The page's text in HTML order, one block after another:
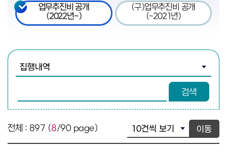
업무추진비 공개
(2022년~)
(구)업무추진비 공개
(~2021년)
검색
전체 : 897 (8/90 page) 이동